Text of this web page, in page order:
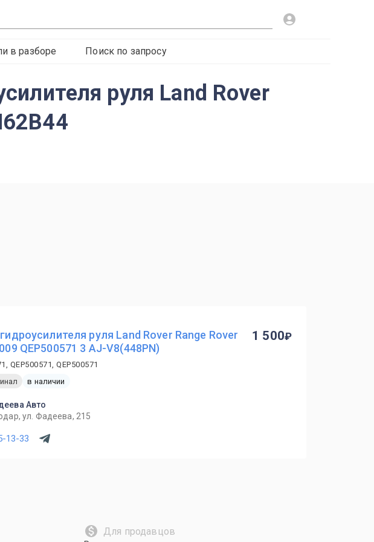
в разборе Поиск по запросу
руля Land Rover
руля Land Rover Range Rover
QEP500571 3 AJ-V8(448PN)
QEP500571, QEP500571
в наличии
Авто
ул. Фадеева, 215
13-33
1 500
Для продавцов